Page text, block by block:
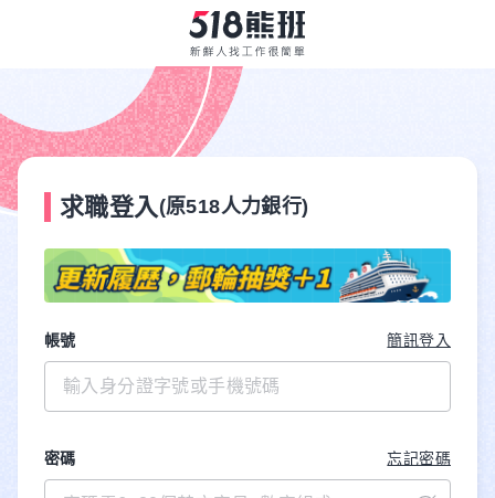
求職登入 (原518人力銀行)
帳號 簡訊登入
密碼 忘記密碼